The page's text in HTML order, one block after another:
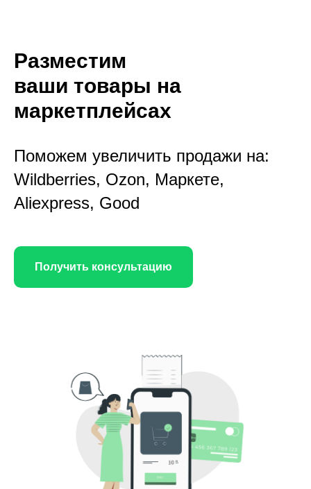
Разместим
ваши товары на
маркетплейсах
Поможем увеличить продажи на:
Wildberries, Ozon, Маркете,
Aliexpress, Good
Получить консультацию